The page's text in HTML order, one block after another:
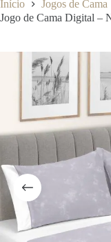
Início Jogos de Cama
Jogo de Cama Digital –